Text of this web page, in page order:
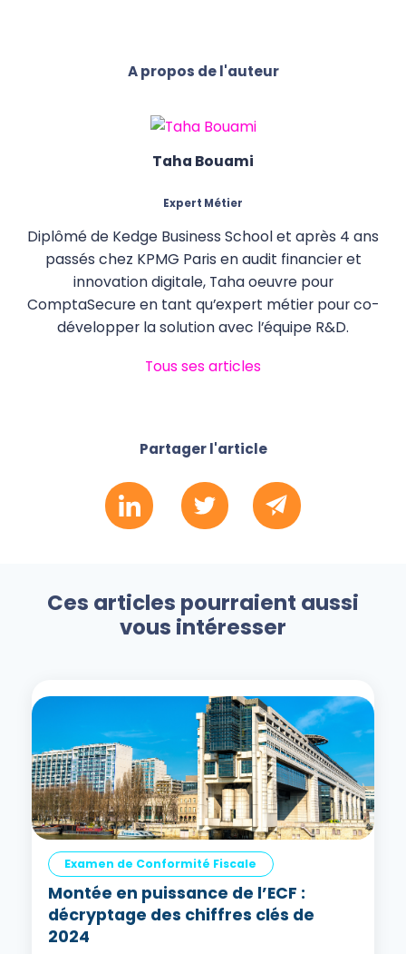
A propos de l'auteur
Taha Bouami
Expert Métier
Diplômé de Kedge Business School et après 4 ans
passés chez KPMG Paris en audit financier et
innovation digitale, Taha oeuvre pour
ComptaSecure en tant qu’expert métier pour co-
développer la solution avec l’équipe R&D.
Tous ses articles
Partager l'article
Ces articles pourraient aussi
vous intéresser
Examen de Conformité Fiscale
Montée en puissance de l’ECF :
décryptage des chiffres clés de
2024